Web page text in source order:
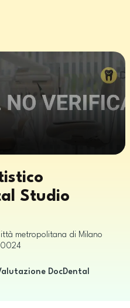
Studio
metropolitana di Milano
DocDental